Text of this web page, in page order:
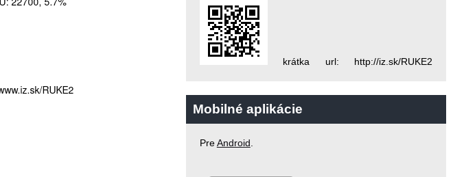
krátka url: http://iz.sk/RUKE2
Mobilné aplikácie
PreAndroid